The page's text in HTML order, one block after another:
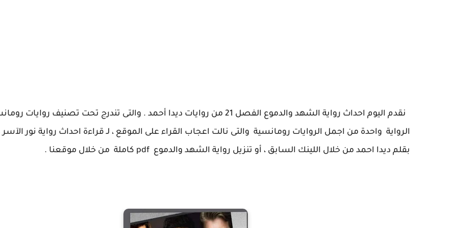
نقدم اليوم احداث رواية الشهد والدموع الفصل 21 من روايات ديدا أحمد . والتى تندرج تحت تصنيف
الرواية واحدة من اجمل الروايات رومانسية والتى نالت اعجاب القراء على الموقع ، لـ قراءة احداث رواية نور الآسر
بقلم ديدا احمد من خلال اللينك السابق ، أو تنزيل رواية الشهد والدموع pdf كاملة من خلال موقعنا .